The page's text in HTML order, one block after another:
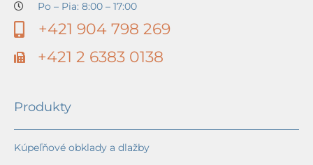
Po – Pia: 8:00 – 17:00
+421 904 798 269
+421 2 6383 0138
Produkty
Kúpeľňové obklady a dlažby